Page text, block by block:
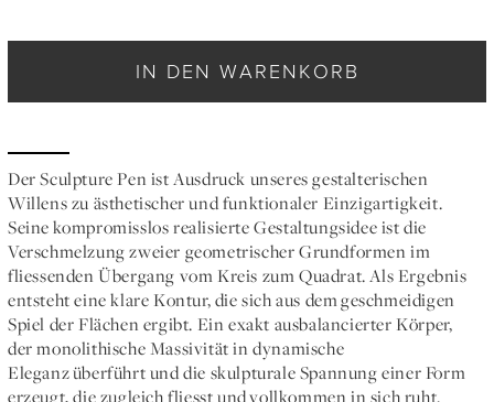
IN DEN WARENKORB
Der Sculpture Pen ist Ausdruck unseres gestalterischen
Willens zu ästhetischer und funktionaler Einzigartigkeit.
Seine kompromisslos realisierte Gestaltungsidee ist die
Verschmelzung zweier geometrischer Grundformen im
fliessenden Übergang vom Kreis zum Quadrat. Als Ergebnis
entsteht eine klare Kontur, die sich aus dem geschmeidigen
Spiel der Flächen ergibt. Ein exakt ausbalancierter Körper,
der monolithische Massivität in dynamische
Eleganz überführt und die skulpturale Spannung einer Form
erzeugt, die zugleich fliesst und vollkommen in sich ruht.